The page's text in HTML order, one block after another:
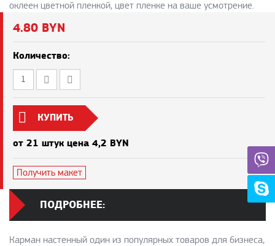
оклеен цветной пленкой, цвет пленке на ваше усмотрение.
4.80 BYN
Количество:
КУПИТЬ
от 21 штук цена 4,2 BYN
Получить макет
ПОДРОБНЕЕ:
Карман настенный один из популярных товаров для бизнеса,